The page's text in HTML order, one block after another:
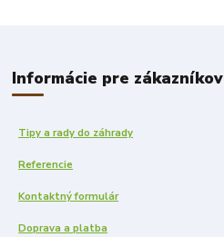
Informácie pre zákazníkov
Tipy a rady do záhrady
Referencie
Kontaktný formulár
Doprava a platba